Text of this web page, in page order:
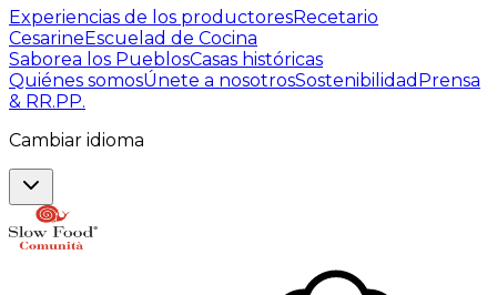
Experiencias de los productoresRecetario
CesarineEscuelad de Cocina
Saborea los PueblosCasas históricas
Quiénes somosÚnete a nosotrosSostenibilidad Prensa
& RR.PP.
Cambiar idioma